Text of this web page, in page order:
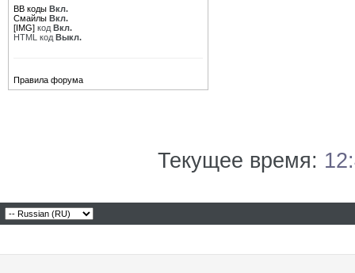
BB коды Вкл.
Смайлы Вкл.
[IMG] код Вкл.
HTML код Выкл.
Правила форума
Текущее время: